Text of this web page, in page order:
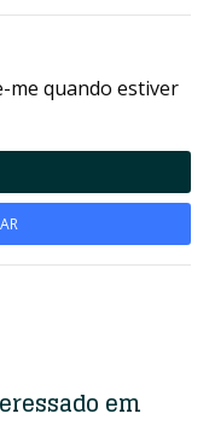
me quando estiver
em